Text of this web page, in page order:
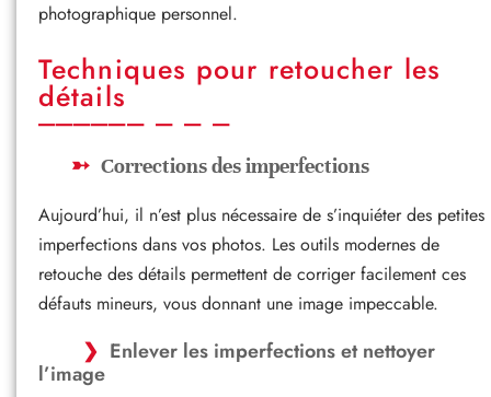
photographique personnel.
Techniques pour retoucher les
détails
Corrections des imperfections
Aujourd’hui, il n’est plus nécessaire de s’inquiéter des petites
imperfections dans vos photos. Les outils modernes de
retouche des détails permettent de corriger facilement ces
défauts mineurs, vous donnant une image impeccable.
Enlever les imperfections et nettoyer
l’image